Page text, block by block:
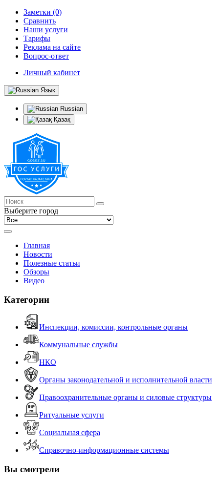
Заметки (0)
Сравнить
Наши услуги
Тарифы
Реклама на сайте
Вопрос-ответ
Личный кабинет
Язык
Russian
Қазақ
Выберите город
Главная
Новости
Полезные статьи
Обзоры
Видео
Категории
Инспекции, комиссии, контрольные органы
Коммунальные службы
НКО
Органы законодательной и исполнительной власти
Правоохранительные органы и силовые структуры
Ритуальные услуги
Социальная сфера
Справочно-информационные системы
Вы смотрели